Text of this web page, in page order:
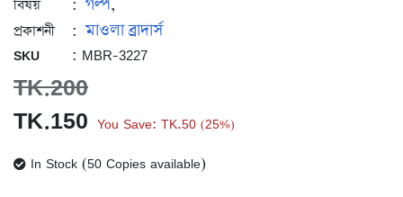
বিষয় : গল্প,
প্রকাশনী : মাওলা ব্রাদার্স
SKU : MBR-3227
TK.200
Original
price
TK.150 Current
price
You Save: TK.50 (25%)
In Stock (50 Copies available)